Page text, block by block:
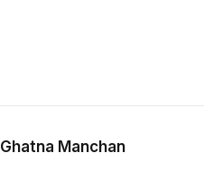
Ghatna Manchan